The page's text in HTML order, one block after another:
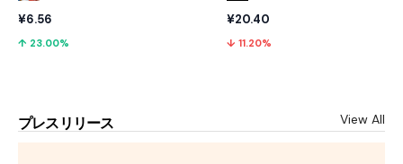
¥6.56
↑ 23.00%
¥20.40
↓ 11.20%
プレスリリース View All